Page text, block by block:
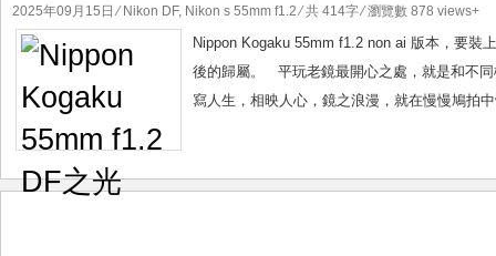
Kogaku
55mm
f1.2
之
光
2025年09月15日 ⁄ Nikon DF, Nikon s 55mm f1.2⁄ 共 414字 ⁄ 瀏覽數 878 views+
Nippon Kogaku 55mm f1.2 non ai 版本，要裝
後的歸屬。 平玩老鏡最開心之處，就是和不
寫人生，相映人心，鏡之浪漫，就在慢慢鳩拍